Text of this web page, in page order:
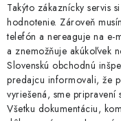
Takýto zákaznícky servis
hodnotenie. Zároveň
telefón a nereaguje na e-
a znemožňuje akúkoľvek
Slovenskú obchodnú
predajcu informovali, že
vyriešená, sme pripravení
Všetku dokumentáciu,